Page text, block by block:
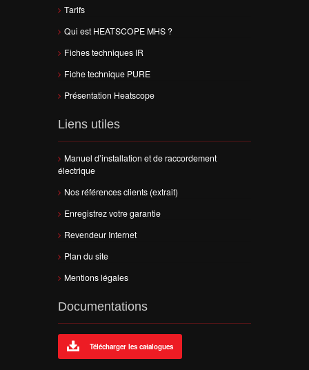
Tarifs
Qui est HEATSCOPE MHS ?
Fiches techniques IR
Fiche technique PURE
Présentation Heatscope
Liens utiles
Manuel d’installation et de raccordement
électrique
Nos références clients (extrait)
Enregistrez votre garantie
Revendeur Internet
Plan du site
Mentions légales
Documentations
Télécharger les catalogues